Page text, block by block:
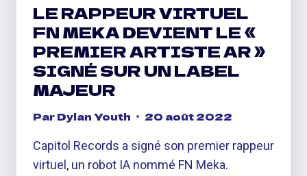
LE RAPPEUR VIRTUEL
FN MEKA DEVIENT LE «
PREMIER ARTISTE AR »
SIGNÉ SUR UN LABEL
MAJEUR
ParDylan Youth 20 août 2022
Capitol Records a signé son premier rappeur
virtuel, un robot IA nommé FN Meka.